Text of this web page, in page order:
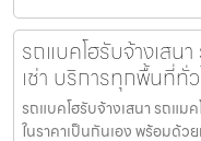
รถแบคโฮรับจ้างเสน
เช่า บริการทุกพื้นที่ทั่
รถแบคโฮรับจ้างเสนา รถแม
ในราคาเป็นกันเอง พร้อมด้